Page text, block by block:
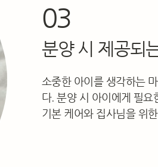
03
분양 시 제공되
소중한 아이를 생각하는
다. 분양 시 아이에게 필요
기본 케어와 집사님을 위